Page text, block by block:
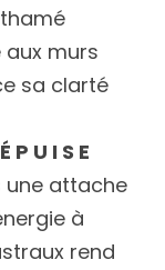
murs
sa clarté
P U I S E
une attache
à
rend